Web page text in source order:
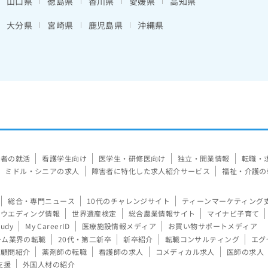
大分県
宮崎県 鹿児島県 沖縄県
の就活 看護学生向け 医学生・研修医向け 独立・開業情報
転職・
ミドル・シニアの求人
障害者に特化した求人紹介サービス 福祉・介護
総合・専門ニュース 10代のチャレンジサイト
ティーンマーケティング
ウエディング情報
世界遺産検定 総合農業情報サイト
マイナビ子育て
My CareerID 医療施設情報メディア
お買い物サポートメディア
業界の転職
20代・第二新卒 新卒紹介 転職コンサルティング
エ
顧問紹介
薬剤師の転職 看護師の求人 コメディカル求人
医師の求人
援
外国人材の紹介